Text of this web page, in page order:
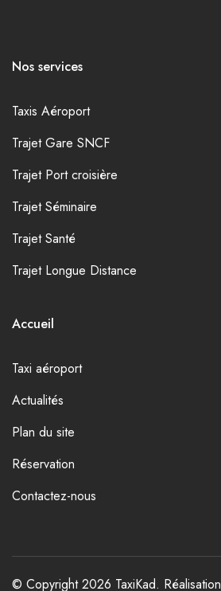
Nos services
Taxis Aéroport
Trajet Gare SNCF
Trajet Port croisière
Trajet Séminaire
Trajet Santé
Trajet Longue Distance
Accueil
Taxi aéroport
Actualités
Plan du site
Réservation
Contactez-nous
© Copyright 2026 TaxiKad. Réalisation